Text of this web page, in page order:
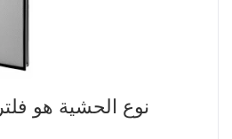
نوع الحشية هو فلتر HEPA